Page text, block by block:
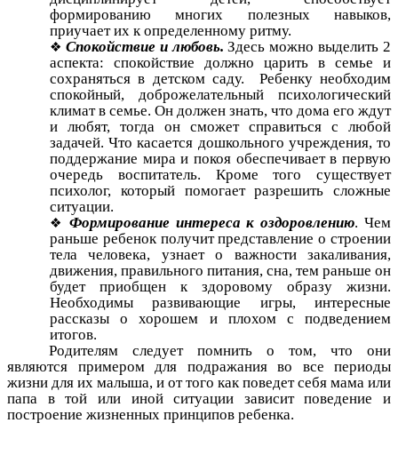
формированию многих полезных навыков,
приучает их к определенному ритму.
Спокойствие и любовь.Здесь можно выделить 2
аспекта: спокойствие должно царить в семье и
сохраняться в детском саду. Ребенку необходим
спокойный, доброжелательный психологический
климат в семье. Он должен знать, что дома его ждут
и любят, тогда он сможет справиться с любой
задачей. Что касается дошкольного учреждения, то
поддержание мира и покоя обеспечивает в первую
очередь воспитатель. Кроме того существует
психолог, который помогает разрешить сложные
ситуации.
Формирование интереса к оздоровлению. Чем
раньше ребенок получит представление о строении
тела человека, узнает о важности закаливания,
движения, правильного питания, сна, тем раньше он
будет приобщен к здоровому образу жизни.
Необходимы развивающие игры, интересные
рассказы о хорошем и плохом с подведением
итогов.
Родителям следует помнить о том, что они
являются примером для подражания во все периоды
жизни для их малыша, и от того как поведет себя мама или
папа в той или иной ситуации зависит поведение и
построение жизненных принципов ребенка.